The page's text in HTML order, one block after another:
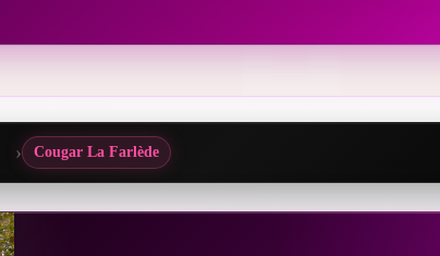
Cougar La Farlède